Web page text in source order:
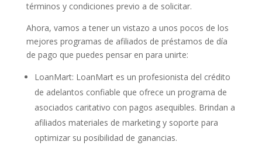
términos y condiciones previo a de solicitar.
Ahora, vamos a tener un vistazo a unos pocos de los
mejores programas de afiliados de préstamos de día
de pago que puedes pensar en para unirte:
LoanMart: LoanMart es un profesionista del crédito
de adelantos confiable que ofrece un programa de
asociados caritativo con pagos asequibles. Brindan a
afiliados materiales de marketing y soporte para
optimizar su posibilidad de ganancias.